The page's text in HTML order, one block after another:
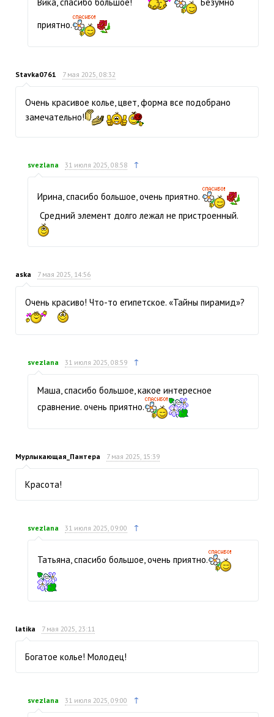
Вика, спасибо большое!
Безумно
приятно.
Stavka0761 7 мая 2025, 08:32
Очень красивое колье, цвет, форма все подобрано
замечательно!
svezlana 31 июля 2025, 08:58 ↑
Ирина, спасибо большое, очень приятно.
Средний элемент долго лежал не пристроенный.
aska 7 мая 2025, 14:56
Очень красиво! Что-то египетское. «Тайны пирамид»?
svezlana 31 июля 2025, 08:59 ↑
Маша, спасибо большое, какое интересное
сравнение. очень приятно.
Мурлыкающая_Пантера 7 мая 2025, 15:39
Красота!
svezlana 31 июля 2025, 09:00 ↑
Татьяна, спасибо большое, очень приятно.
latika 7 мая 2025, 23:11
Богатое колье! Молодец!
svezlana 31 июля 2025, 09:00 ↑